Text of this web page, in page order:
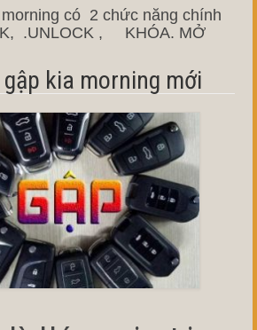
có 2 chức năng chính
.UNLOCK , KHÓA. MỞ
kia morning mới